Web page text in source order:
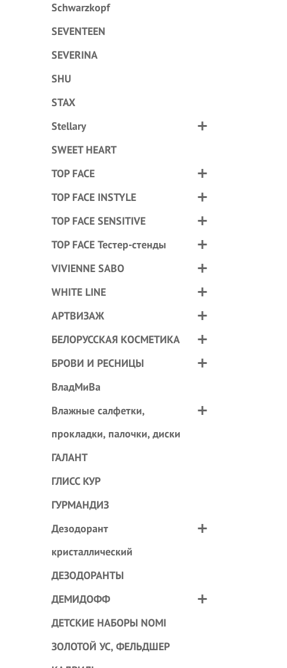
Schwarzkopf
SEVENTEEN
SEVERINA
SHU
STAX
Stellary
SWEET HEART
TOP FACE
TOP FACE INSTYLE
TOP FACE SENSITIVE
TOP FACE Тестер-стенды
VIVIENNE SABO
WHITE LINE
АРТВИЗАЖ
БЕЛОРУССКАЯ КОСМЕТИКА
БРОВИ И РЕСНИЦЫ
ВладМиВа
Влажные салфетки,
прокладки, палочки, диски
ГАЛАНТ
ГЛИСС КУР
ГУРМАНДИЗ
Дезодорант
кристаллический
ДЕЗОДОРАНТЫ
ДЕМИДОФФ
ДЕТСКИЕ НАБОРЫ NOMI
ЗОЛОТОЙ УС, ФЕЛЬДШЕР